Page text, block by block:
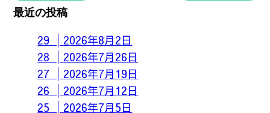
最近の投稿
29 │2026年8月2日
28 │2026年7月26日
27 │2026年7月19日
26 │2026年7月12日
25 │2026年7月5日